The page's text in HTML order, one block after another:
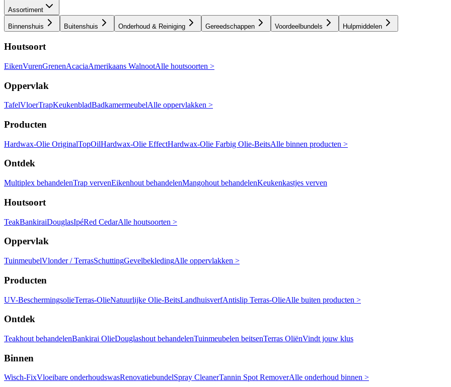
Assortiment
Binnenshuis Buitenshuis Onderhoud & Reiniging Gereedschappen Voordeelbundels Hulpmiddelen
Houtsoort
EikenVurenGrenenAcaciaAmerikaans WalnootAlle houtsoorten >
Oppervlak
TafelVloerTrapKeukenbladBadkamermeubelAlle oppervlakken >
Producten
Hardwax-Olie OriginalTopOilHardwax-Olie EffectHardwax-Olie Farbig Olie-BeitsAlle binnen producten >
Ontdek
Multiplex behandelenTrap vervenEikenhout behandelenMangohout behandelenKeukenkastjes verven
Houtsoort
TeakBankiraiDouglasIpéRed CedarAlle houtsoorten >
Oppervlak
TuinmeubelVlonder / TerrasSchuttingGevelbekledingAlle oppervlakken >
Producten
UV-BeschermingsolieTerras-OlieNatuurlijke Olie-BeitsLandhuisverfAntislip Terras-OlieAlle buiten producten >
Ontdek
Teakhout behandelenBankirai OlieDouglashout behandelenTuinmeubelen beitsenTerras OliënVindt jouw klus
Binnen
Wisch-FixVloeibare onderhoudswasRenovatiebundelSpray CleanerTannin Spot RemoverAlle onderhoud binnen >